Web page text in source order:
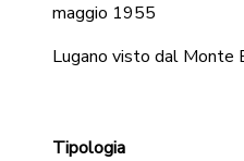
maggio 1955
Lugano visto dal Monte
Tipologia